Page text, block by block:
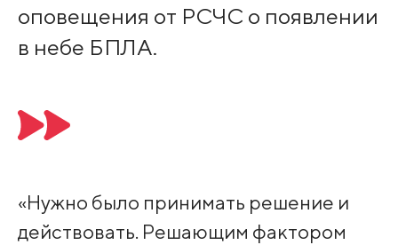
оповещения от РСЧС о появлении
в небе БПЛА.
«Нужно было принимать решение и
действовать. Решающим фактором